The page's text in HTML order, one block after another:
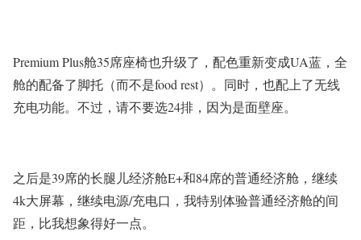
Premium Plus舱35席座椅也升级了，配色重新变成UA蓝，全
舱的配备了脚托（而不是food rest）。同时，也配上了无线
充电功能。不过，请不要选24排，因为是面壁座。
之后是39席的长腿儿经济舱E+和84席的普通经济舱，继续
4k大屏幕，继续电源/充电口，我特别体验普通经济舱的间
距，比我想象得好一点。